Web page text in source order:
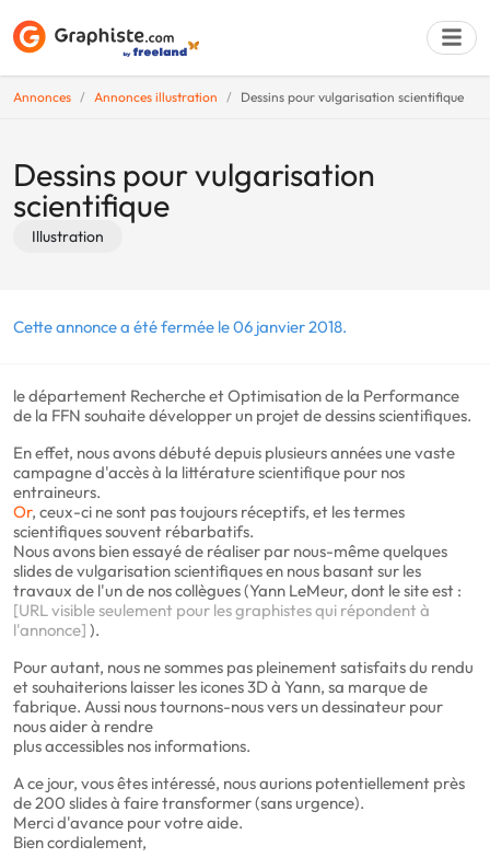
Annonces Annonces illustration Dessins pour vulgarisation scientifique
Dessins pour vulgarisation
scientifique
Illustration
Cette annonce a été fermée le 06 janvier 2018.
le département Recherche et Optimisation de la Performance
de la FFN souhaite développer un projet de dessins scientifiques.
En effet, nous avons débuté depuis plusieurs années une vaste
campagne d'accès à la littérature scientifique pour nos
entraineurs.
Or, ceux-ci ne sont pas toujours réceptifs, et les termes
scientifiques souvent rébarbatifs.
Nous avons bien essayé de réaliser par nous-même quelques
slides de vulgarisation scientifiques en nous basant sur les
travaux de l'un de nos collègues (Yann LeMeur, dont le site est :
[URL visible seulement pour les graphistes qui répondent à
l'annonce] ).
Pour autant, nous ne sommes pas pleinement satisfaits du rendu
et souhaiterions laisser les icones 3D à Yann, sa marque de
fabrique. Aussi nous tournons-nous vers un dessinateur pour
nous aider à rendre
plus accessibles nos informations.
A ce jour, vous êtes intéressé, nous aurions potentiellement près
de 200 slides à faire transformer (sans urgence).
Merci d'avance pour votre aide.
Bien cordialement,